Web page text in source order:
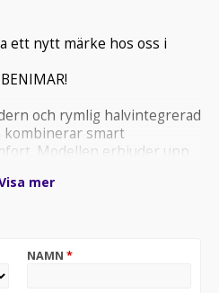
ett nytt märke hos oss i
och rymlig halvintegrerad
kombinerar smart
Modellen erbjuder upp
kan göras om till en stor
och det välutrustade
mer
NAMN *